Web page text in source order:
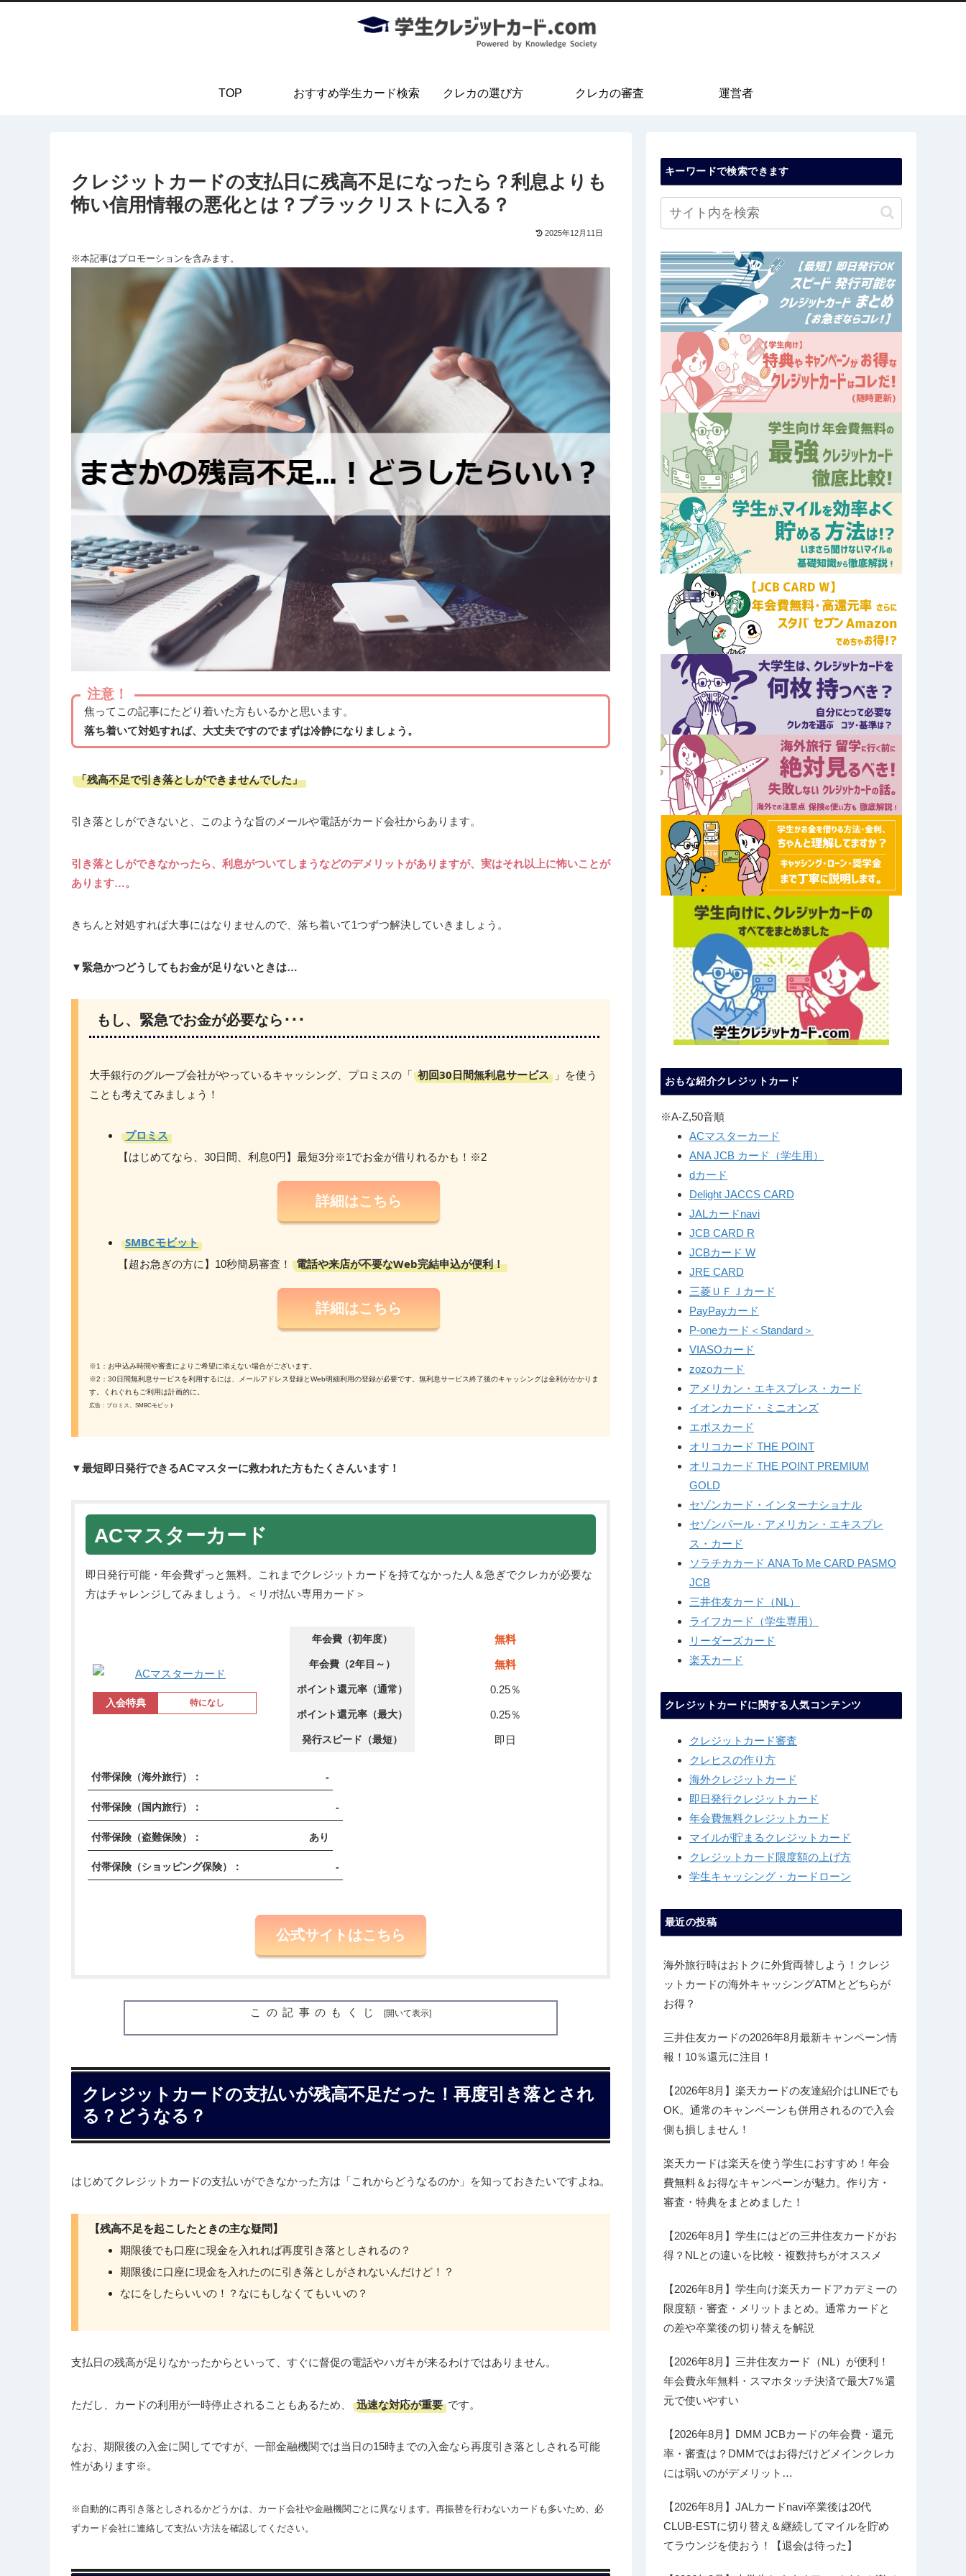
TOP おすすめ学生カード検索 クレカの選び方 クレカの審査 運営者
クレジットカードの支払日に残高不足になったら？利息よりも
怖い信用情報の悪化とは？ブラックリストに入る？
2025年12月11日
※本記事はプロモーションを含みます。
注意！
焦ってこの記事にたどり着いた方もいるかと思います。
落ち着いて対処すれば、大丈夫ですのでまずは冷静になりましょう。
「残高不足で引き落としができませんでした」
引き落としができないと、このような旨のメールや電話がカード会社からあります。
引き落としができなかったら、利息がついてしまうなどのデメリットがありますが、実はそれ以上に怖いことが
あります…。
きちんと対処すれば大事にはなりませんので、落ち着いて1つずつ解決していきましょう。
▼緊急かつどうしてもお金が足りないときは…
もし、緊急でお金が必要なら･･･
大手銀行のグループ会社がやっているキャッシング、プロミスの「 初回30日間無利息サービス
」を使う
ことも考えてみましょう！
プロミス
【はじめてなら、30日間、利息0円】最短3分※1でお金が借りれるかも！※2
詳細はこちら
SMBCモビット
【超お急ぎの方に】10秒簡易審査！ 電話や来店が不要なWeb完結申込が便利！
詳細はこちら
※1：お申込み時間や審査によりご希望に添えない場合がございます。
※2：30日間無利息サービスを利用するには、メールアドレス登録とWeb明細利用の登録が必要です。無利息サービス終了後のキャッシングは金利がかかりま
す。くれぐれもご利用は計画的に。
広告：プロミス、SMBCモビット
▼最短即日発行できるACマスターに救われた方もたくさんいます！
ACマスターカード
即日発行可能・年会費ずっと無料。これまでクレジットカードを持てなかった人＆急ぎでクレカが必要な
方はチャレンジしてみましょう。＜リボ払い専用カード＞
入会特典 特になし
年会費（初年度） 無料
年会費（2年目～） 無料
ポイント還元率（通常） 0.25％
ポイント還元率（最大） 0.25％
発行スピード（最短） 即日
付帯保険（海外旅行）： -
付帯保険（国内旅行）： -
付帯保険（盗難保険）： あり
付帯保険（ショッピング保険）： -
公式サイトはこちら
この記事のもくじ
クレジットカードの支払いが残高不足だった！再度引き落とされ
る？どうなる？
はじめてクレジットカードの支払いができなかった方は「これからどうなるのか」を知っておきたいですよね。
【残高不足を起こしたときの主な疑問】
期限後でも口座に現金を入れれば再度引き落としされるの？
期限後に口座に現金を入れたのに引き落としがされないんだけど！？
なにをしたらいいの！？なにもしなくてもいいの？
支払日の残高が足りなかったからといって、すぐに督促の電話やハガキが来るわけではありません。
ただし、カードの利用が一時停止されることもあるため、 迅速な対応が重要 です。
なお、期限後の入金に関してですが、一部金融機関では当日の15時までの入金なら再度引き落としされる可能
性があります※。
※自動的に再引き落としされるかどうかは、カード会社や金融機関ごとに異なります。再振替を行わないカードも多いため、必
ずカード会社に連絡して支払い方法を確認してください。
キーワードで検索できます
おもな紹介クレジットカード
※A-Z,50音順
ACマスターカード
ANA JCB カード（学生用）
dカード
Delight JACCS CARD
JALカードnavi
JCB CARD R
JCBカード W
JRE CARD
三菱ＵＦＪカード
PayPayカード
P-oneカード＜Standard＞
VIASOカード
zozoカード
アメリカン・エキスプレス・カード
イオンカード・ミニオンズ
エポスカード
オリコカード THE POINT
オリコカード THE POINT PREMIUM
GOLD
セゾンカード・インターナショナル
セゾンパール・アメリカン・エキスプレ
ス・カード
ソラチカカード ANA To Me CARD PASMO
JCB
三井住友カード（NL）
ライフカード（学生専用）
リーダーズカード
楽天カード
クレジットカードに関する人気コンテンツ
クレジットカード審査
クレヒスの作り方
海外クレジットカード
即日発行クレジットカード
年会費無料クレジットカード
マイルが貯まるクレジットカード
クレジットカード限度額の上げ方
学生キャッシング・カードローン
最近の投稿
海外旅行時はおトクに外貨両替しよう！クレジ
ットカードの海外キャッシングATMとどちらが
お得？
三井住友カードの2026年8月最新キャンペーン情
報！10％還元に注目！
【2026年8月】楽天カードの友達紹介はLINEでも
OK。通常のキャンペーンも併用されるので入会
側も損しません！
楽天カードは楽天を使う学生におすすめ！年会
費無料＆お得なキャンペーンが魅力。作り方・
審査・特典をまとめました！
【2026年8月】学生にはどの三井住友カードがお
得？NLとの違いを比較・複数持ちがオススメ
【2026年8月】学生向け楽天カードアカデミーの
限度額・審査・メリットまとめ。通常カードと
の差や卒業後の切り替えを解説
【2026年8月】三井住友カード（NL）が便利！
年会費永年無料・スマホタッチ決済で最大7％還
元で使いやすい
【2026年8月】DMM JCBカードの年会費・還元
率・審査は？DMMではお得だけどメインクレカ
には弱いのがデメリット…
【2026年8月】JALカードnavi卒業後は20代
CLUB-ESTに切り替え＆継続してマイルを貯め
てラウンジを使おう！【退会は待った】